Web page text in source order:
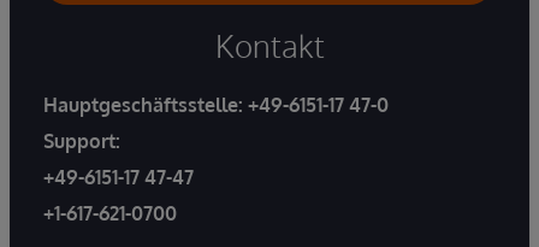
Kontakt
Hauptgeschäftsstelle: +49-6151-17 47-0
Support:
+49-6151-17 47-47
+1-617-621-0700